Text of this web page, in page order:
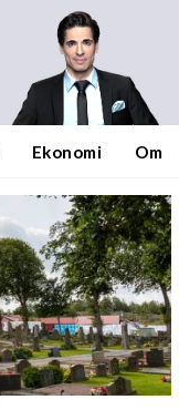
Ekonomi Om